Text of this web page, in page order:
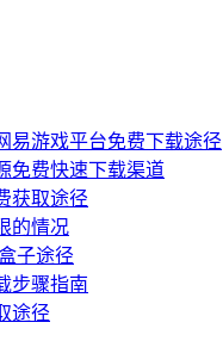
易游戏平台免费下载途径
免费快速下载渠道
获取途径
的情况
子途径
步骤指南
途径